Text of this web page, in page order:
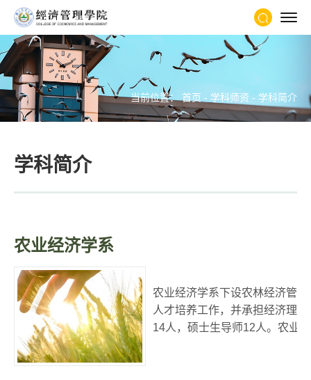
当前位置： 首页 - 学科师资 - 学科简介
学科简介
农业经济学系
农业经济学系下设农林经济管
人才培养工作，并承担经济理
14人，硕士生导师12人。农业